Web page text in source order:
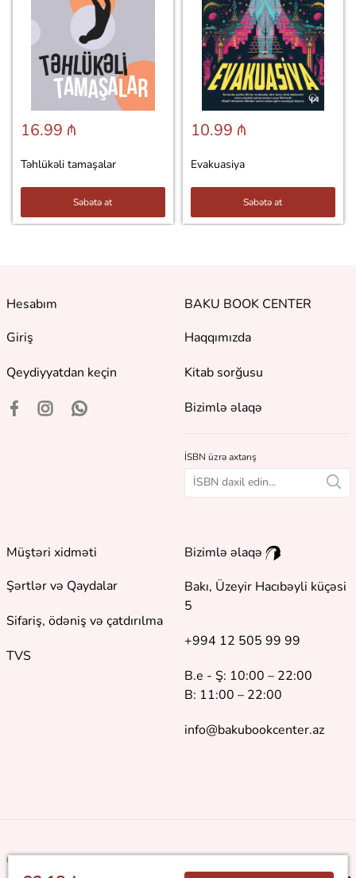
16.99 ₼
Təhlükəli tamaşalar
Səbətə at
10.99 ₼
Evakuasiya
Səbətə at
Hesabım
Giriş
Qeydiyyatdan keçin
BAKU BOOK CENTER
Haqqımızda
Kitab sorğusu
Bizimlə əlaqə
İSBN üzrə axtarış
Müştəri xidməti
Şərtlər və Qaydalar
Sifariş, ödəniş və çatdırılma
TVS
Bizimlə əlaqə
Bakı, Üzeyir Hacıbəyli küçəsi
5
+994 12 505 99 99
B.e - Ş: 10:00 – 22:00
B: 11:00 – 22:00
info@bakubookcenter.az
©2018 - 2026 Baku Book Center. Bütün hüquqlar qorunur